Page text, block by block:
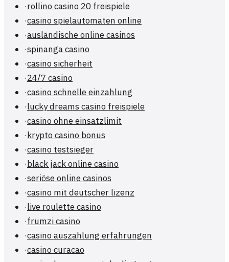
·rollino casino 20 freispiele
·casino spielautomaten online
·ausländische online casinos
·spinanga casino
·casino sicherheit
·24/7 casino
·casino schnelle einzahlung
·lucky dreams casino freispiele
·casino ohne einsatzlimit
·krypto casino bonus
·casino testsieger
·black jack online casino
·seriöse online casinos
·casino mit deutscher lizenz
·live roulette casino
·frumzi casino
·casino auszahlung erfahrungen
·casino curacao